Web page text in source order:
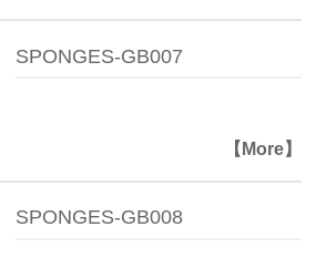
SPONGES-GB007
【More】
SPONGES-GB008